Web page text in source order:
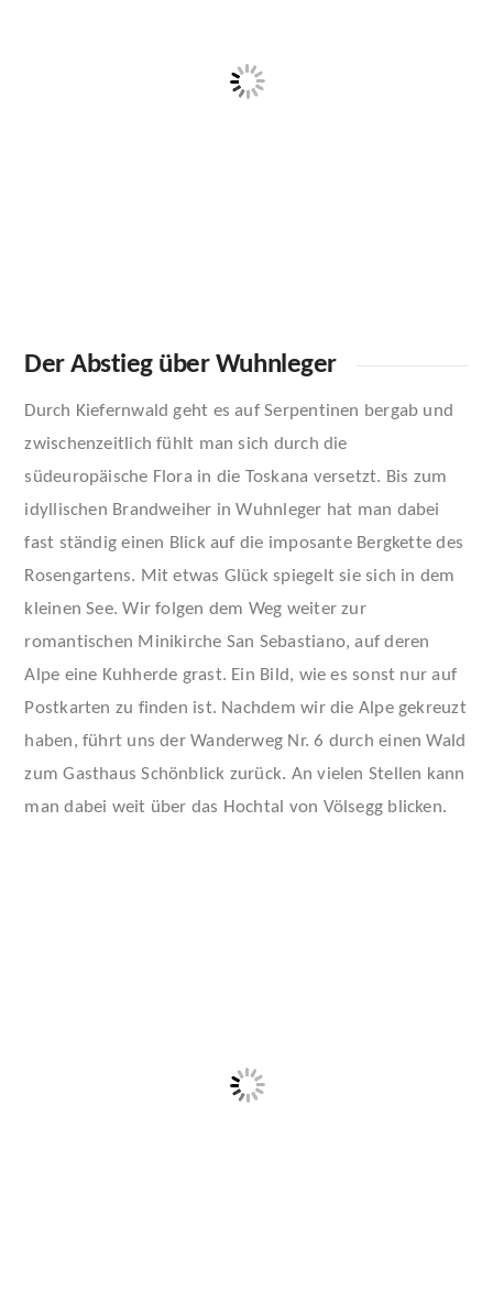
Der Abstieg über Wuhnleger
Durch Kiefernwald geht es auf Serpentinen bergab und
zwischenzeitlich fühlt man sich durch die
südeuropäische Flora in die Toskana versetzt. Bis zum
idyllischen Brandweiher in Wuhnleger hat man dabei
fast ständig einen Blick auf die imposante Bergkette des
Rosengartens. Mit etwas Glück spiegelt sie sich in dem
kleinen See. Wir folgen dem Weg weiter zur
romantischen Minikirche San Sebastiano, auf deren
Alpe eine Kuhherde grast. Ein Bild, wie es sonst nur auf
Postkarten zu finden ist. Nachdem wir die Alpe gekreuzt
haben, führt uns der Wanderweg Nr. 6 durch einen Wald
zum Gasthaus Schönblick zurück. An vielen Stellen kann
man dabei weit über das Hochtal von Völsegg blicken.